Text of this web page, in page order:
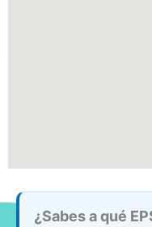
¿Sabes a qué